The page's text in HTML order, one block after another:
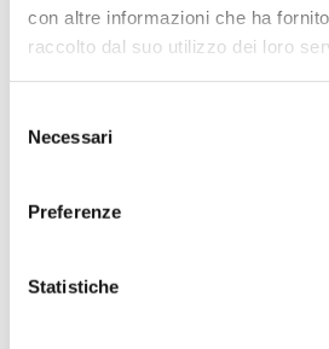
con altre informazioni che ha
raccolto dal suo utilizzo dei loro
delNecessari
Preferenze
Statistiche